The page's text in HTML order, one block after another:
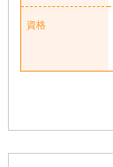
資格